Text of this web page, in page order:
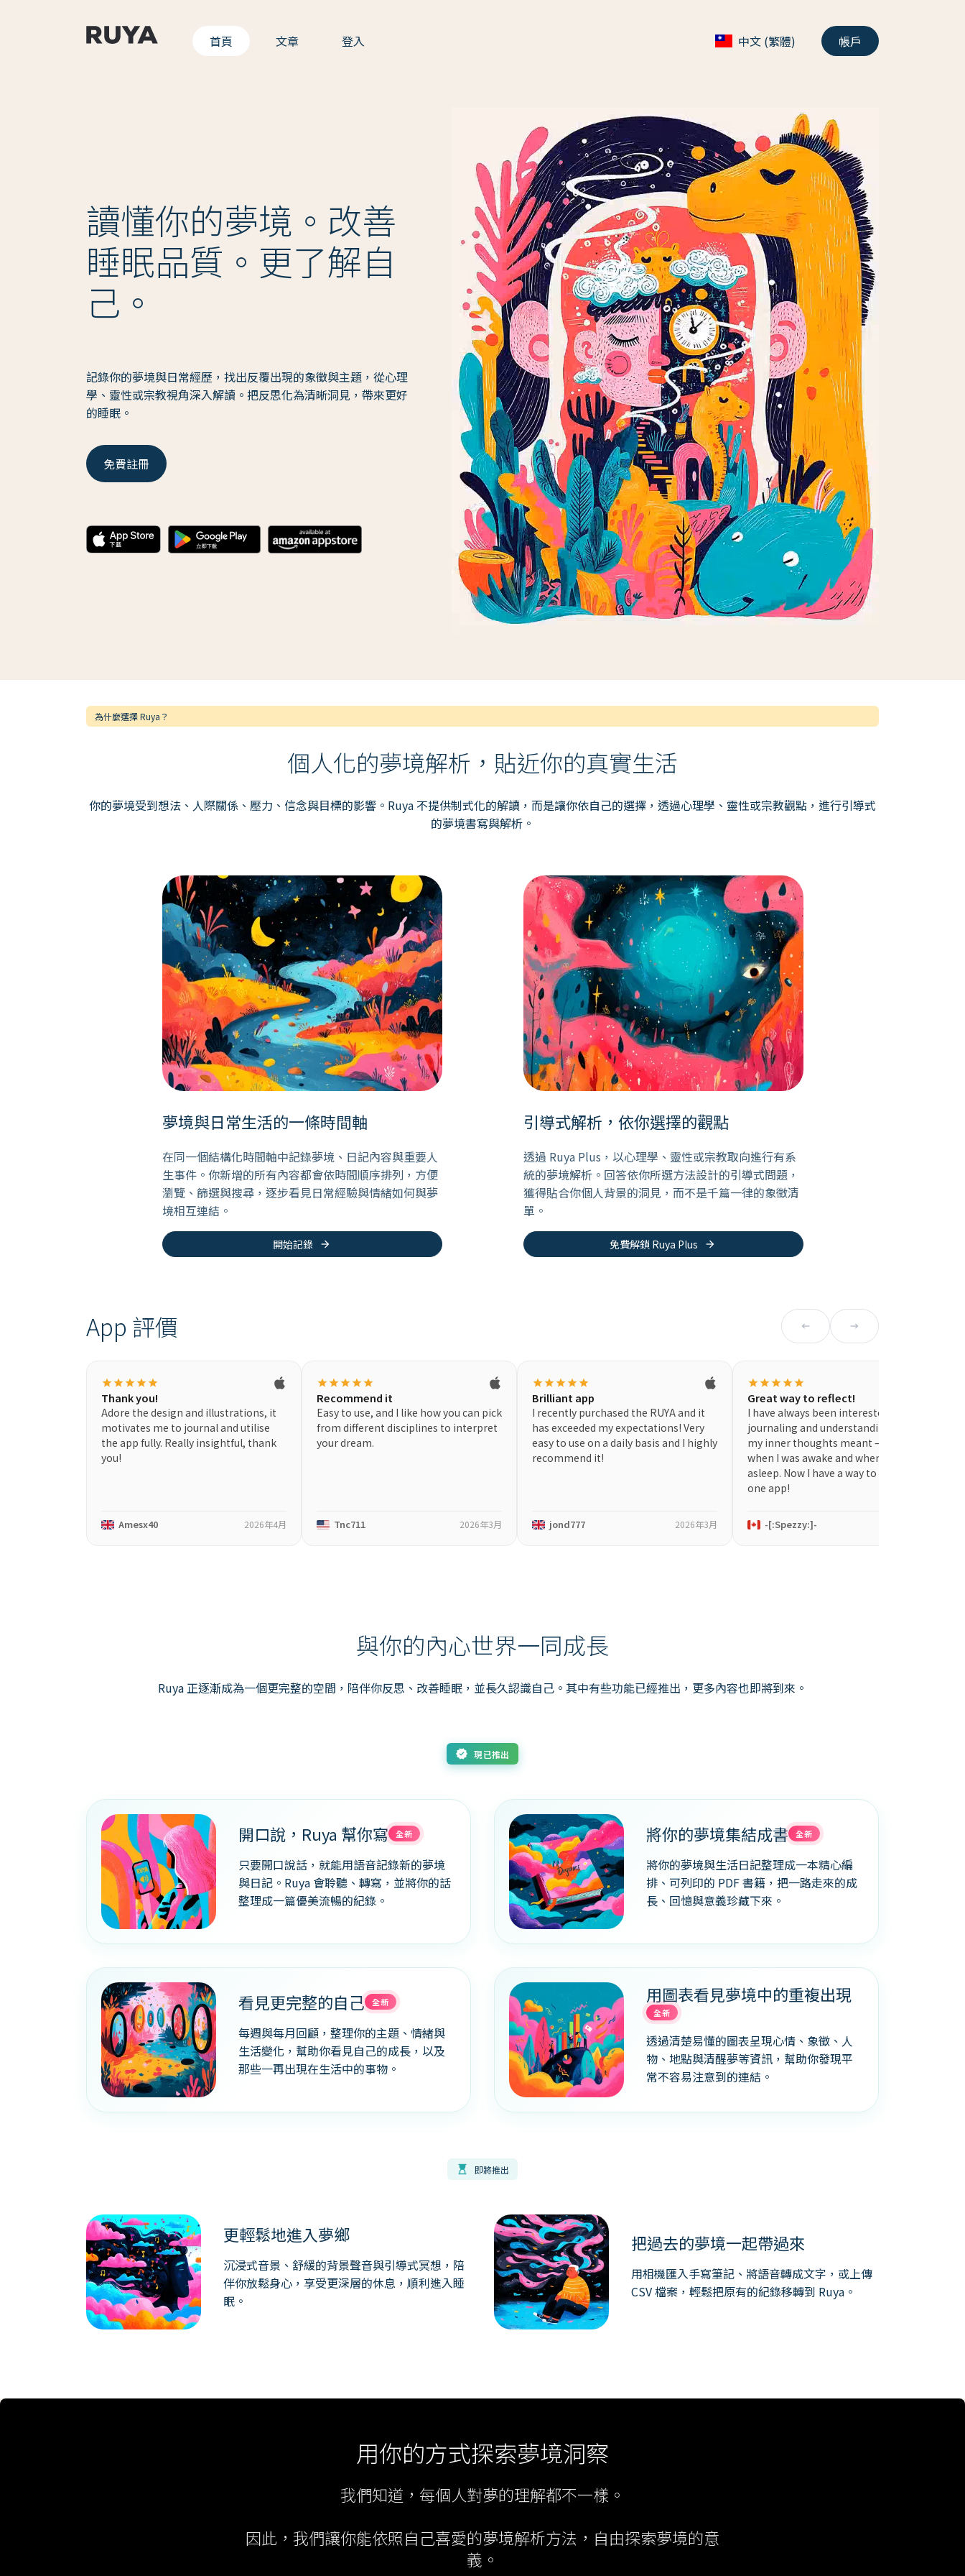
首頁 文章 登入 中文 (繁體) 帳戶
讀懂你的夢境。改善
睡眠品質。更了解自
己。
記錄你的夢境與日常經歷，找出反覆出現的象徵與主題，從心理
學、靈性或宗教視角深入解讀。把反思化為清晰洞見，帶來更好
的睡眠。
免費註冊
為什麼選擇 Ruya？
個人化的夢境解析，貼近你的真實生活
你的夢境受到想法、人際關係、壓力、信念與目標的影響。Ruya 不提供制式化的解讀，而是讓你依自己的選擇，透過心理學、靈性或宗教觀點，進行引導式
的夢境書寫與解析。
夢境與日常生活的一條時間軸
在同一個結構化時間軸中記錄夢境、日記內容與重要人
生事件。你新增的所有內容都會依時間順序排列，方便
瀏覽、篩選與搜尋，逐步看見日常經驗與情緒如何與夢
境相互連結。
開始記錄 arrow_forward
引導式解析，依你選擇的觀點
透過 Ruya Plus，以心理學、靈性或宗教取向進行有系
統的夢境解析。回答依你所選方法設計的引導式問題，
獲得貼合你個人背景的洞見，而不是千篇一律的象徵清
單。
免費解鎖 Ruya Plus arrow_forward
App 評價 arrow_left_alt arrow_right_alt
star star star star star
Thank you!
Adore the design and illustrations, it
motivates me to journal and utilise
the app fully. Really insightful, thank
you!
Amesx40 2026年4月
star star star star star
Recommend it
Easy to use, and I like how you can pick
from different disciplines to interpret
your dream.
Tnc711 2026年3月
star star star star star
Brilliant app
I recently purchased the RUYA and it
has exceeded my expectations! Very
easy to use on a daily basis and I highly
recommend it!
jond777 2026年3月
star star star star star
Great way to reflect!
I have always been interested in
journaling and understanding what
my inner thoughts meant – both
when I was awake and when I was
asleep. Now I have a way to do it all in
one app!
-[:Spezzy:]-
與你的內心世界一同成長
Ruya 正逐漸成為一個更完整的空間，陪伴你反思、改善睡眠，並長久認識自己。其中有些功能已經推出，更多內容也即將到來。
new_releases 現已推出
開口說，Ruya 幫你寫 全新
只要開口說話，就能用語音記錄新的夢境
與日記。Ruya 會聆聽、轉寫，並將你的話
整理成一篇優美流暢的紀錄。
將你的夢境集結成書 全新
將你的夢境與生活日記整理成一本精心編
排、可列印的 PDF 書籍，把一路走來的成
長、回憶與意義珍藏下來。
看見更完整的自己 全新
每週與每月回顧，整理你的主題、情緒與
生活變化，幫助你看見自己的成長，以及
那些一再出現在生活中的事物。
用圖表看見夢境中的重複出現
全新
透過清楚易懂的圖表呈現心情、象徵、人
物、地點與清醒夢等資訊，幫助你發現平
常不容易注意到的連結。
hourglass_top 即將推出
更輕鬆地進入夢鄉
沉浸式音景、舒緩的背景聲音與引導式冥想，陪
伴你放鬆身心，享受更深層的休息，順利進入睡
眠。
把過去的夢境一起帶過來
用相機匯入手寫筆記、將語音轉成文字，或上傳
CSV 檔案，輕鬆把原有的紀錄移轉到 Ruya。
用你的方式探索夢境洞察
我們知道，每個人對夢的理解都不一樣。
因此，我們讓你能依照自己喜愛的夢境解析方法，自由探索夢境的意
義。